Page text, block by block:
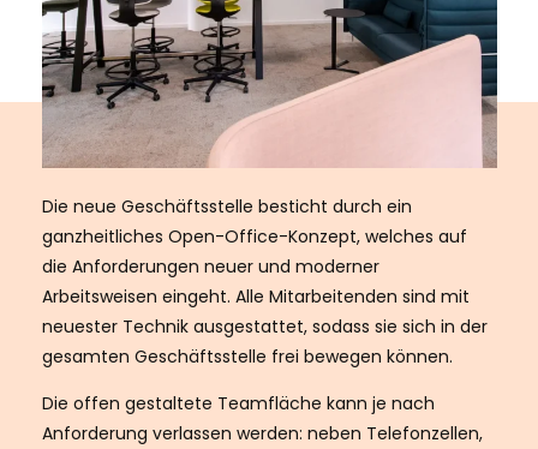
Die neue Geschäftsstelle besticht durch ein
ganzheitliches Open-Office-Konzept, welches auf
die Anforderungen neuer und moderner
Arbeitsweisen eingeht. Alle Mitarbeitenden sind mit
neuester Technik ausgestattet, sodass sie sich in der
gesamten Geschäftsstelle frei bewegen können.
Die offen gestaltete Teamfläche kann je nach
Anforderung verlassen werden: neben Telefonzellen,